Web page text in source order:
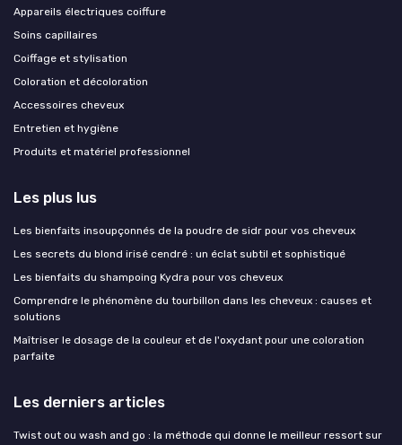
Appareils électriques coiffure
Soins capillaires
Coiffage et stylisation
Coloration et décoloration
Accessoires cheveux
Entretien et hygiène
Produits et matériel professionnel
Les plus lus
Les bienfaits insoupçonnés de la poudre de sidr pour vos cheveux
Les secrets du blond irisé cendré : un éclat subtil et sophistiqué
Les bienfaits du shampoing Kydra pour vos cheveux
Comprendre le phénomène du tourbillon dans les cheveux : causes et
solutions
Maîtriser le dosage de la couleur et de l'oxydant pour une coloration
parfaite
Les derniers articles
Twist out ou wash and go : la méthode qui donne le meilleur ressort sur